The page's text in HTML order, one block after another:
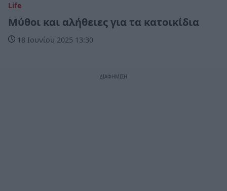
Life
Μύθοι και αλήθειες για τα κατοικίδια
18 Ιουνίου 2025 13:30